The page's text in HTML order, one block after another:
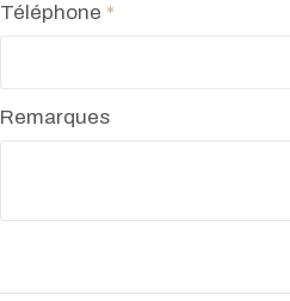
Téléphone *
Remarques